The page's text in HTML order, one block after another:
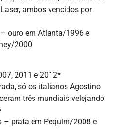
ambos vencidos por
ouro em Atlanta/1996 e
2000
2011 e 2012*
só os italianos Agostino
três mundiais velejando
– prata em Pequim/2008 e